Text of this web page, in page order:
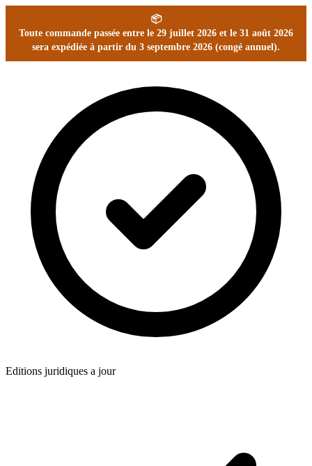
📦
Toute commande passée entre le 29 juillet 2026 et le 31 août 2026
sera expédiée à partir du 3 septembre 2026 (congé annuel).
Editions juridiques a jour